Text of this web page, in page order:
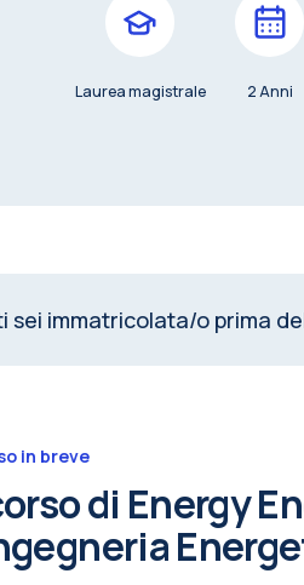
Laurea magistrale 2 Anni
sei immatricolata/o prima
in breve
di Energy